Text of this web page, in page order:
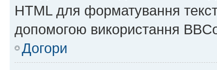
HTML для форматування
допомогою використання
Догори